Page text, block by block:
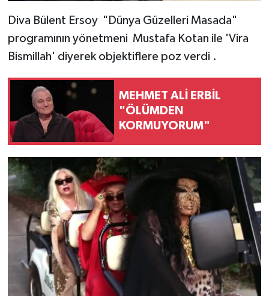
Diva Bülent Ersoy "Dünya Güzelleri Masada"
programının yönetmeni Mustafa Kotan ile 'Vira
Bismillah' diyerek objektiflere poz verdi .
MEHMET ALİ ERBİL
"ÖLÜMDEN
KORMUYORUM"